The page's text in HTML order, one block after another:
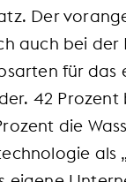
Der
auch bei der
für das
42 Prozent
die
als